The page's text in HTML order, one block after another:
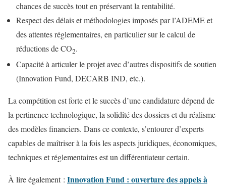
chances de succès tout en préservant la rentabilité.
Respect des délais et méthodologies imposés par l’ADEME et
des attentes réglementaires, en particulier sur le calcul de
réductions de CO2.
Capacité à articuler le projet avec d’autres dispositifs de soutien
(Innovation Fund, DECARB IND, etc.).
La compétition est forte et le succès d’une candidature dépend de
la pertinence technologique, la solidité des dossiers et du réalisme
des modèles financiers. Dans ce contexte, s’entourer d’experts
capables de maîtriser à la fois les aspects juridiques, économiques,
techniques et réglementaires est un différentiateur certain.
À lire également : Innovation Fund : ouverture des appels à